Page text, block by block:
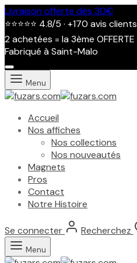
Livraison offerte dès 30€
⭐⭐⭐⭐⭐ 4.8/5 · +170 avis clients
2 achetées = la 3ème OFFERTE
Fabriqué à Saint-Malo
Menu
Accueil
Nos affiches
Nos collections
Nos nouveautés
Magnets
Pros
Contact
Notre Histoire
Se connecter Recherchez
Menu